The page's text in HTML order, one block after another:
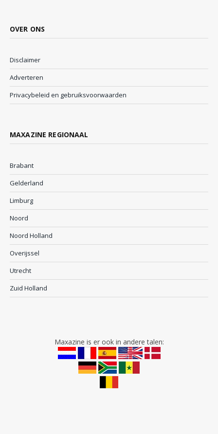
OVER ONS
Disclaimer
Adverteren
Privacybeleid en gebruiksvoorwaarden
MAXAZINE REGIONAAL
Brabant
Gelderland
Limburg
Noord
Noord Holland
Overijssel
Utrecht
Zuid Holland
Maxazine is er ook in andere talen: